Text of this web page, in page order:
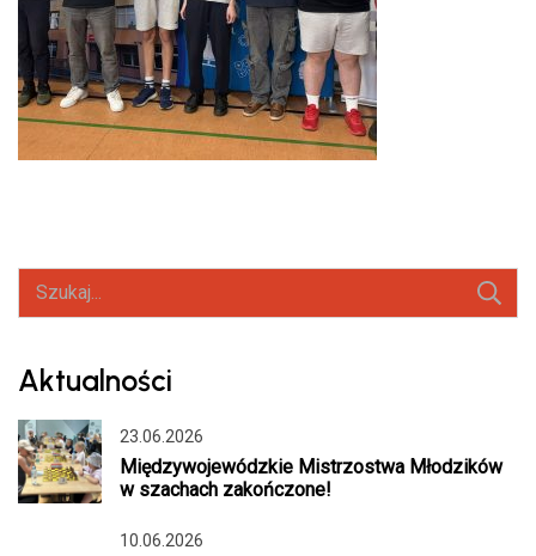
Szukaj:
Aktualności
23.06.2026
Międzywojewódzkie Mistrzostwa Młodzików
w szachach zakończone!
10.06.2026